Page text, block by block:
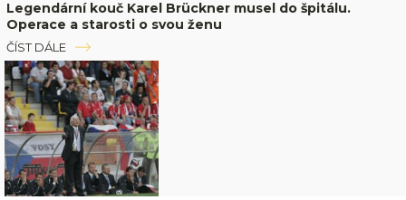
Legendární kouč Karel Brückner musel do špitálu.
Operace a starosti o svou ženu
ČÍST DÁLE